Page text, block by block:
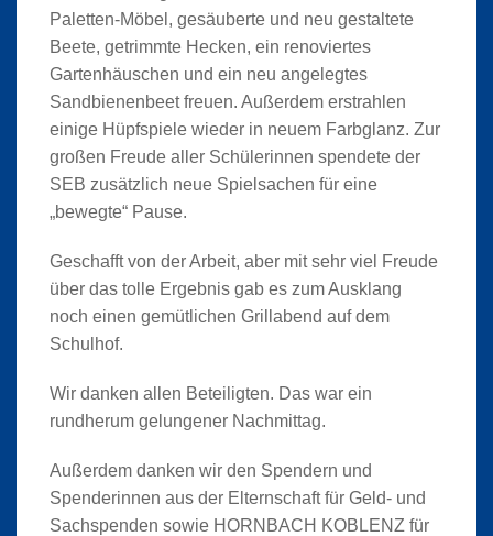
Paletten-Möbel, gesäuberte und neu gestaltete
Beete, getrimmte Hecken, ein renoviertes
Gartenhäuschen und ein neu angelegtes
Sandbienenbeet freuen. Außerdem erstrahlen
einige Hüpfspiele wieder in neuem Farbglanz. Zur
großen Freude aller Schülerinnen spendete der
SEB zusätzlich neue Spielsachen für eine
„bewegte“ Pause.
Geschafft von der Arbeit, aber mit sehr viel Freude
über das tolle Ergebnis gab es zum Ausklang
noch einen gemütlichen Grillabend auf dem
Schulhof.
Wir danken allen Beteiligten. Das war ein
rundherum gelungener Nachmittag.
Außerdem danken wir den Spendern und
Spenderinnen aus der Elternschaft für Geld- und
Sachspenden sowie HORNBACH KOBLENZ für